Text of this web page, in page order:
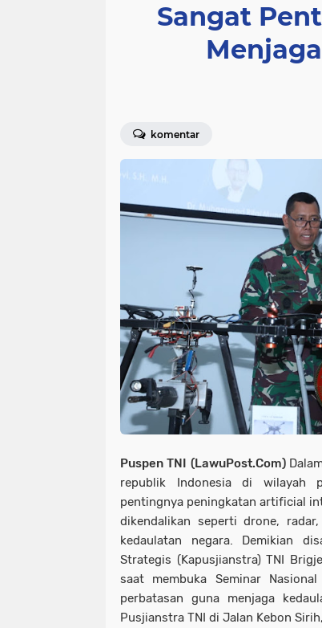
Sangat
komentar
Puspen TNI (LawuPost.Com)
republik Indonesia di wilayah
pentingnya peningkatan artificial
dikendalikan seperti drone,
kedaulatan negara. Demikian
Strategis (Kapusjianstra) TNI
saat membuka Seminar
perbatasan guna menjaga
Pusjianstra TNI di Jalan Kebon